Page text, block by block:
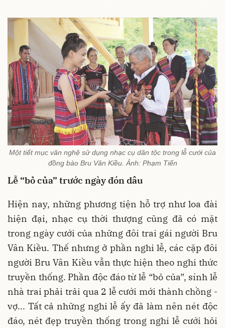
Một tiết mục văn nghệ sử dụng nhạc cụ dân tộc trong lễ cưới của
đồng bào Bru Vân Kiều. Ảnh: Phạm Tiến
Lễ “bỏ của” trước ngày đón dâu
Hiện nay, những phương tiện hỗ trợ như loa đài
hiện đại, nhạc cụ thời thượng cũng đã có mặt
trong ngày cưới của những đôi trai gái người Bru
Vân Kiều. Thế nhưng ở phần nghi lễ, các cặp đôi
người Bru Vân Kiều vẫn thực hiện theo nghi thức
truyền thống. Phần độc đáo từ lễ “bỏ của”, sính lễ
nhà trai phải trải qua 2 lễ cưới mới thành chồng -
vợ... Tất cả những nghi lễ ấy đã làm nên nét độc
đáo, nét đẹp truyền thống trong nghi lễ cưới hỏi